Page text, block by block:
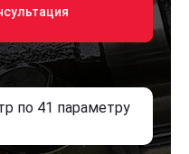
по 41 параметру